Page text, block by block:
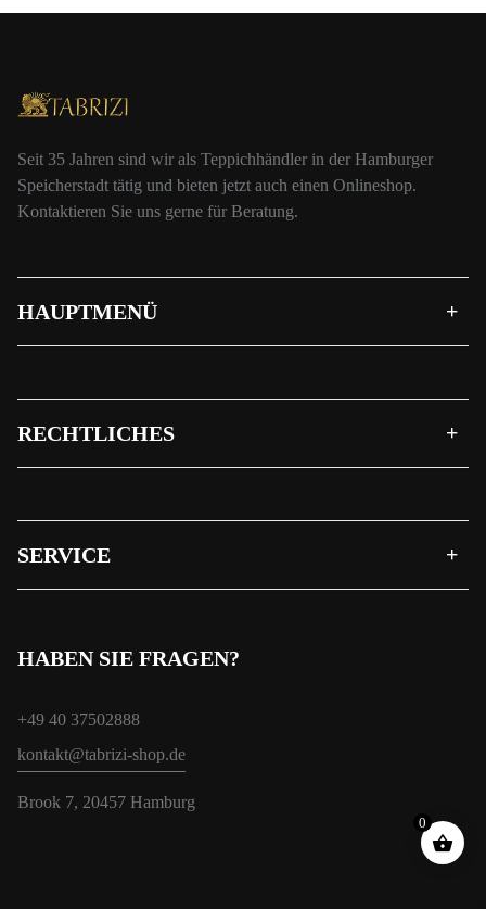
Seit 35 Jahren sind wir als Teppichhändler in der Hamburger
Speicherstadt tätig und bieten jetzt auch einen Onlineshop.
Kontaktieren Sie uns gerne für Beratung.
HAUPTMENÜ
RECHTLICHES
SERVICE
HABEN SIE FRAGEN?
+49 40 37502888
kontakt@tabrizi-shop.de
Brook 7, 20457 Hamburg
0